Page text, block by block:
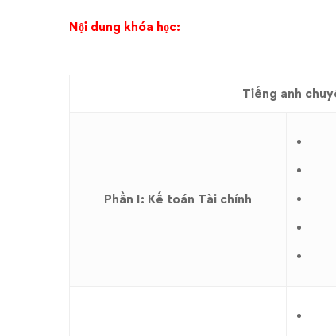
Nội dung khóa học:
Tiếng anh
Phần I: Kế toán Tài chính